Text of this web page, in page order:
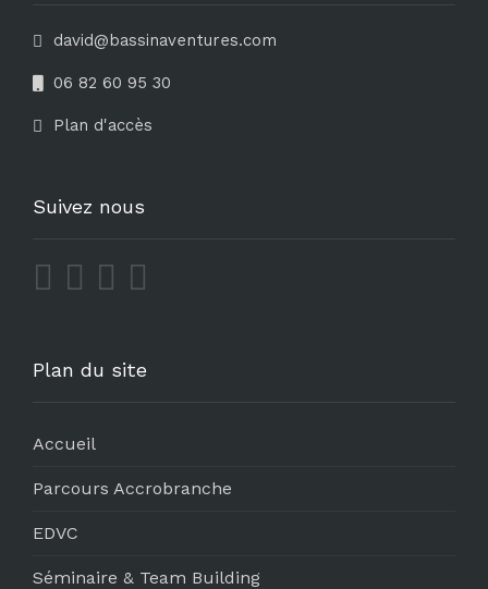
david@bassinaventures.com
06 82 60 95 30
Plan d'accès
Suivez nous
Plan du site
Accueil
Parcours Accrobranche
EDVC
Séminaire & Team Building